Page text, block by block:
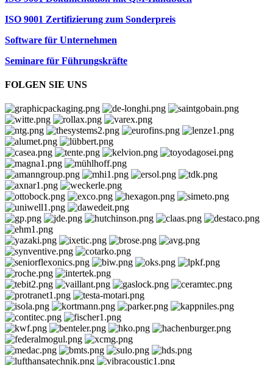
ISO 9001 Zertifizierung zum Sonderpreis
Software für Unternehmen
Seminare für Führungskräfte
FOLGEN SIE UNS